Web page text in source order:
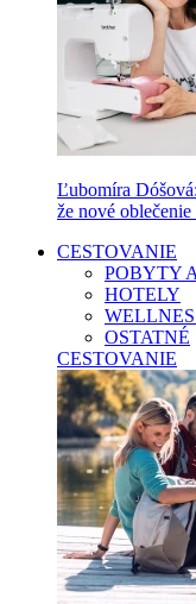
Ľubomíra
že nové oblečenie
CESTOVANIE
POBYTY
HOTELY
OSTATNÉ
CESTOVANIE